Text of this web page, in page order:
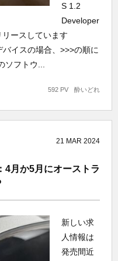
S 1.2
Developer
ースしています
イスの場合、>>>の順に
フトウ...
酔いどれ
592 PV
21 MAR 2024
月か5月にオーストラ
新しい求
人情報は
発売間近